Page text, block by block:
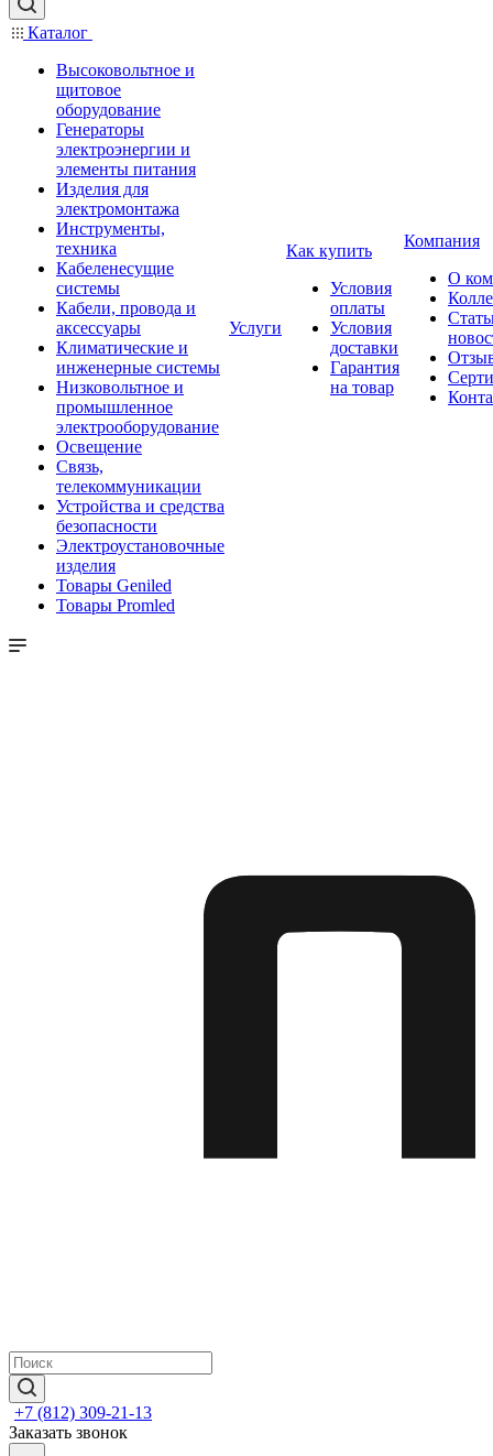
Каталог
Высоковольтное и
щитовое
оборудование
Генераторы
электроэнергии и
элементы питания
Изделия для
электромонтажа
Инструменты,
техника
Кабеленесущие
системы
Кабели, провода и
аксессуары
Климатические и
инженерные системы
Низковольтное и
промышленное
электрооборудование
Освещение
Связь,
телекоммуникации
Устройства и средства
безопасности
Электроустановочные
изделия
Товары Geniled
Товары Promled
Услуги
Как купить
Условия
оплаты
Условия
доставки
Гарантия
на товар
Компания
О
+7 (812) 309-21-13
Заказать звонок